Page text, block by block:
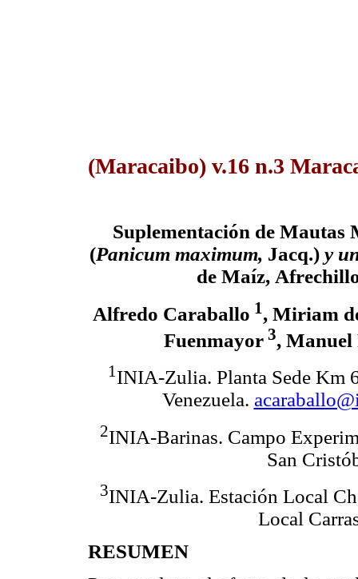
(Maracaibo) v.16 n.3
Suplementación de Mautas
(Panicum maximum, Jacq.) y
de Maíz,
Alfredo Caraballo 1, Miriam
Fuenmayor3, Manuel
1 INIA-Zulia. Planta Sede Km
Venezuela.
2INIA-Barinas. Campo
San
3INIA-Zulia. Estación Local
Local
RESUMEN